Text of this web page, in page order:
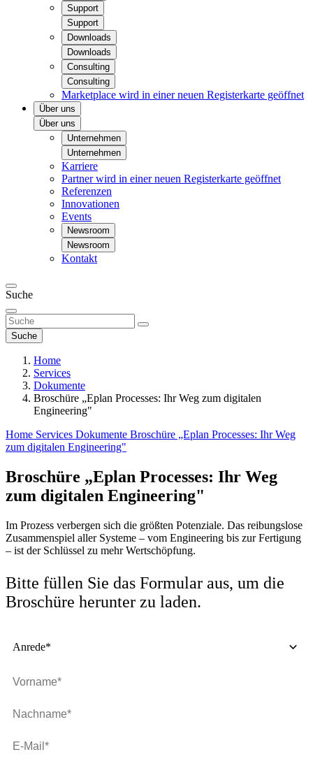
Support
Support
Downloads
Downloads
Consulting
Consulting
Marketplace wird in einer neuen Registerkarte geöffnet
Über uns
Über uns
Unternehmen
Unternehmen
Karriere
Partnerwird in einer neuen Registerkarte geöffnet
Referenzen
Innovationen
Events
Newsroom
Newsroom
Kontakt
Suche
Suche
Home
Services
Dokumente
Broschüre „Eplan Processes: Ihr Weg zum digitalen
Engineering"
Home Services Dokumente Broschüre „Eplan Processes: Ihr Weg
zum digitalen Engineering"
Broschüre „Eplan Processes: Ihr Weg
zum digitalen Engineering"
Im Prozess verbergen sich die größten Potenziale. Das reibungslose
Zusammenspiel aller Systeme – vom Engineering bis zur Fertigung
– ist der Schlüssel zu mehr Wertschöpfung.
Bitte füllen Sie das Formular aus, um die
Broschüre herunter zu laden.
Anrede*